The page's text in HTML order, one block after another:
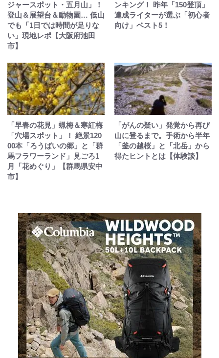
ジャースポット・五月山」！
登山＆展望台＆動物園… 低山
でも「1日では時間が足りな
い」現地レポ【大阪府池田
市】
ンキング！ 昨年「150登頂」
達成ライターが選ぶ「初心者
向け」ベスト5！
「早春の花見」蝋梅＆寒紅梅
「穴場スポット」！ 絶景120
00本「ろうばいの郷」と「群
馬フラワーランド」見ごろ1
月「花めぐり」【群馬県安中
市】
「がんの疑い」発覚から再び
山に登るまで。手術から半年
「釜の越桜」と「北岳」から
得たヒントとは【体験談】